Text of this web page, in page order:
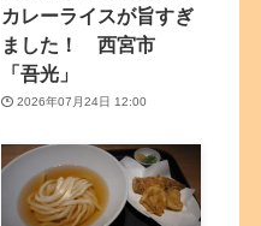
カレーライスが旨すぎ
ました！ 西宮市
「吾光」
2026年07月24日 12:00